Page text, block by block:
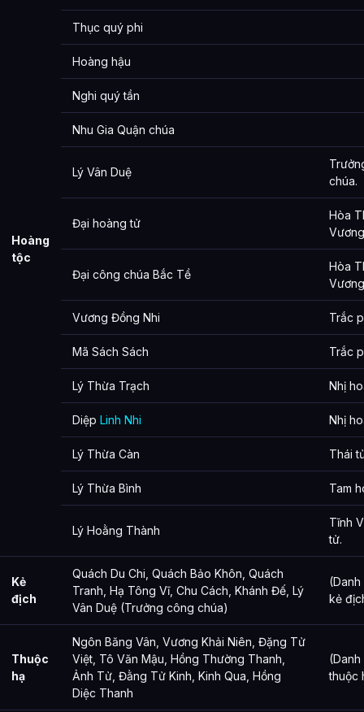
Hoàng
tộc
Thục quý phi
Hoàng hậu
Nghi quý tần
Nhu Gia Quận chúa
Lý Vân Duệ
chúa.
Đại hoàng tử
Hòa
Đại công chúa Bắc Tề
Hòa
Vương Đồng Nhi Trắc
Mã Sách Sách Trắc
Lý Thừa Trạch Nhị
Diệp Linh Nhi Nhị
Lý Thừa Càn Thái
Lý Thừa Bình Tam
Lý Hoằng Thành
Tĩnh
tử.
Kẻ
địch
Quách Du Chi, Quách Bảo Khôn, Quách
Tranh, Hạ Tông Vĩ, Chu Cách, Khánh Đế, Lý
Vân Duệ (Trưởng công chúa)
kẻ
Thuộc
hạ
Ngôn Băng Vân, Vương Khải Niên, Đặng Tử
Việt, Tô Văn Mậu, Hồng Thường Thanh,
Ảnh Tử, Đằng Tử Kinh, Kinh Qua, Hồng
Diệc Thanh
thuộc